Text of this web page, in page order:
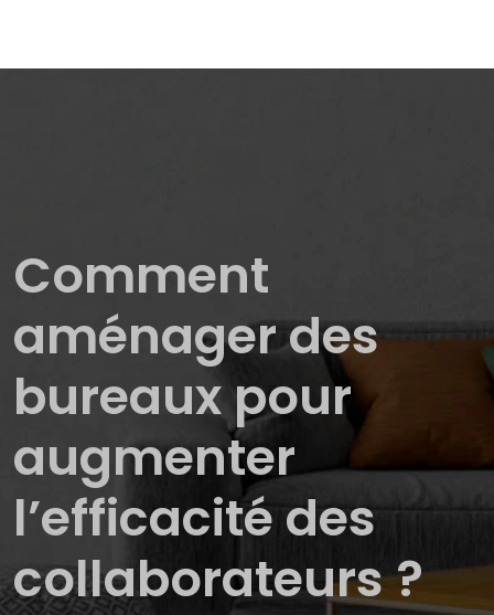
Comment
aménager des
bureaux pour
augmenter
l’efficacité des
collaborateurs ?